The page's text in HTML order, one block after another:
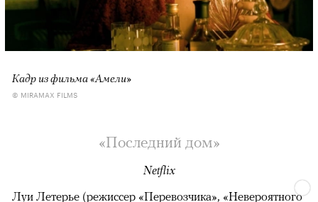
Кадр из фильма «Амели»
© MIRAMAX FILMS
«Последний дом»
Netflix
Луи Летерье (режиссер «Перевозчика», «Невероятного